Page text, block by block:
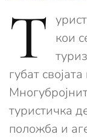
Т кои
губат
туристичка
положба и